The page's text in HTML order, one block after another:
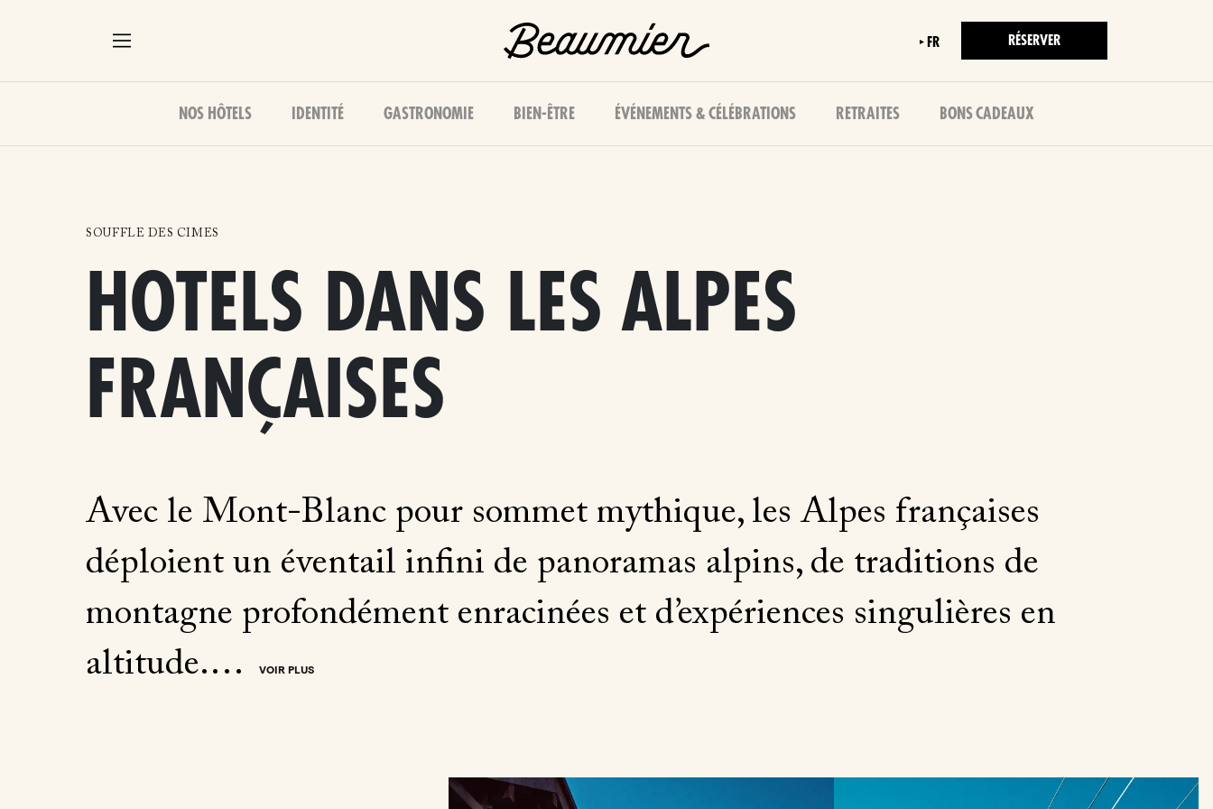
FR RÉSERVER
NOS HÔTELS IDENTITÉ GASTRONOMIE BIEN-ÊTRE ÉVÉNEMENTS & CÉLÉBRATIONS RETRAITES BONS CADEAUX
SOUFFLE DES CIMES
HOTELS DANS LES ALPES
FRANÇAISES
Avec le Mont-Blanc pour sommet mythique, les Alpes françaises
déploient un éventail infini de panoramas alpins, de traditions de
montagne profondément enracinées et d’expériences singulières en
altitude.…
VOIR PLUS